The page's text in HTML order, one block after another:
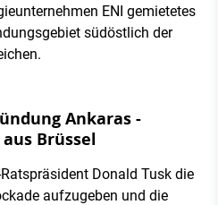
ENI gemietetes
südöstlich der
Ankaras -
Brüssel
Donald Tusk die
aufzugeben und die